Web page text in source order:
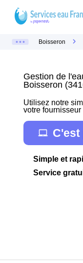
Boisseron
Gestion de
Boisseron
Utilisez notre
votre
C'est
Simple et
Service